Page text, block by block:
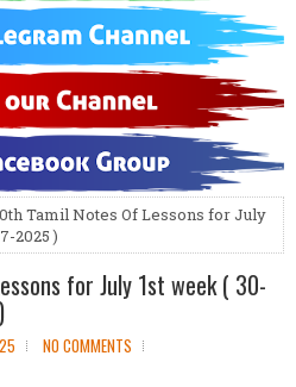
Tamil Notes Of Lessons for July
2025 )
for July 1st week ( 30-
NO COMMENTS